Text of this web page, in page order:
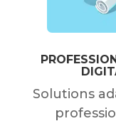
Solutions